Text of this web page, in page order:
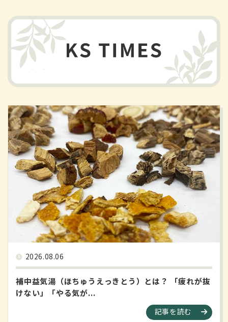
2026.08.06
補中益気湯（ほちゅうえっきとう）とは？ 「疲れが抜
けない」「やる気が...
記事を読む